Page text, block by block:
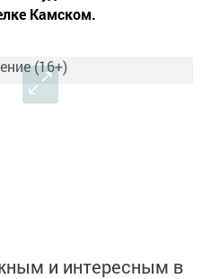
Камском.
и интересным в